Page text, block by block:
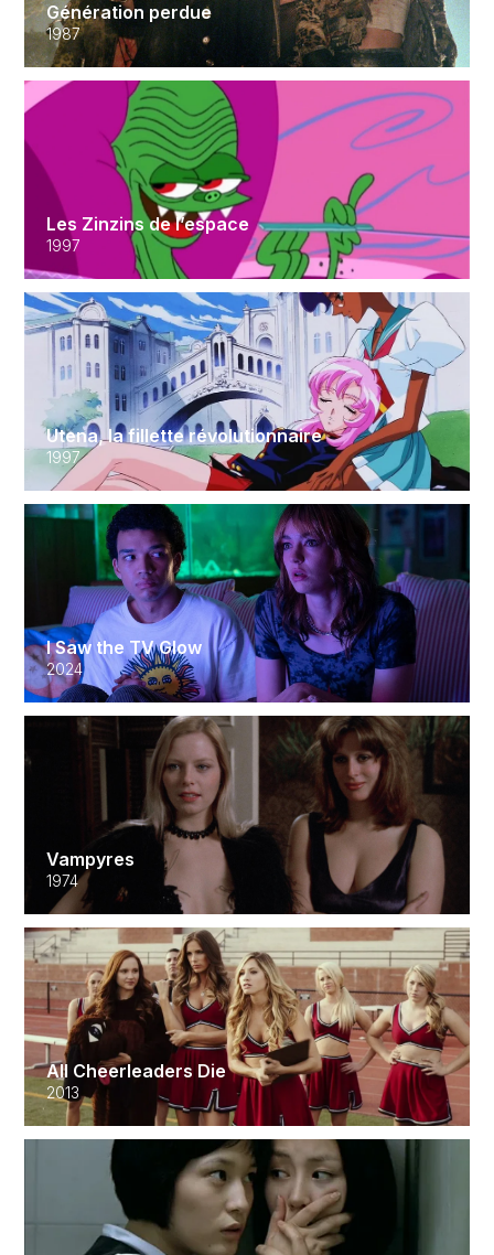
Génération perdue
1987
Les Zinzins de l’espace
1997
Utena, la fillette révolutionnaire
1997
I Saw the TV Glow
2024
Vampyres
1974
All Cheerleaders Die
2013